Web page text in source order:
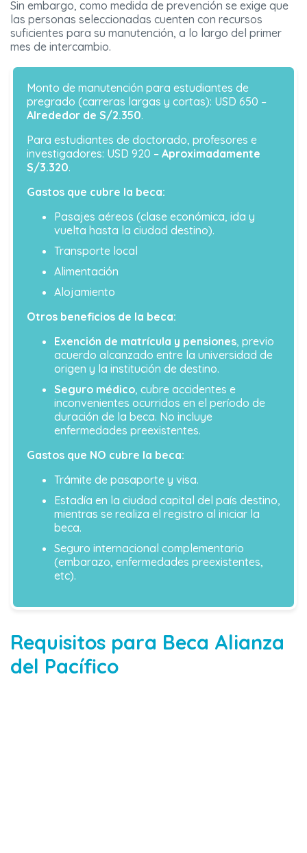
Sin embargo, como medida de prevención se exige que
las personas seleccionadas cuenten con recursos
suficientes para su manutención, a lo largo del primer
mes de intercambio.
Monto de manutención para estudiantes de
pregrado (carreras largas y cortas): USD 650 –
Alrededor de S/2.350.
Para estudiantes de doctorado, profesores e
investigadores: USD 920 – Aproximadamente
S/3.320.
Gastos que cubre la beca:
Pasajes aéreos (clase económica, ida y
vuelta hasta la ciudad destino).
Transporte local
Alimentación
Alojamiento
Otros beneficios de la beca:
Exención de matrícula y pensiones, previo
acuerdo alcanzado entre la universidad de
origen y la institución de destino.
Seguro médico, cubre accidentes e
inconvenientes ocurridos en el período de
duración de la beca. No incluye
enfermedades preexistentes.
Gastos que NO cubre la beca:
Trámite de pasaporte y visa.
Estadía en la ciudad capital del país destino,
mientras se realiza el registro al iniciar la
beca.
Seguro internacional complementario
(embarazo, enfermedades preexistentes,
etc).
Requisitos para Beca Alianza
del Pacífico